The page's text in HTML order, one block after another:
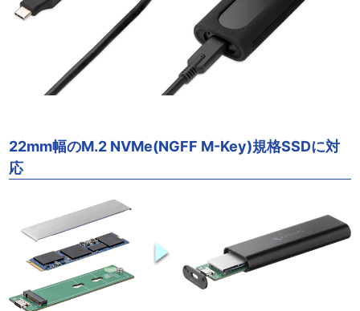
22mm幅のM.2 NVMe(NGFF M-Key)規格SSDに対
応